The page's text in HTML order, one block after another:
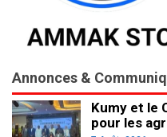
Annonces &
Kumy et le
pour les